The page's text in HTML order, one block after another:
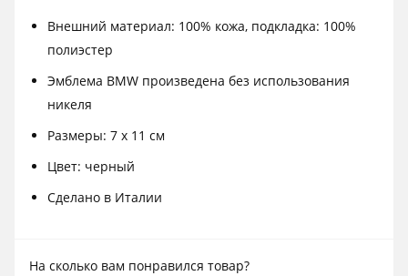
Внешний материал: 100% кожа, подкладка: 100%
полиэстер
Эмблема BMW произведена без использования
никеля
Размеры: 7 x 11 см
Цвет: черный
Сделано в Италии
На сколько вам понравился товар?